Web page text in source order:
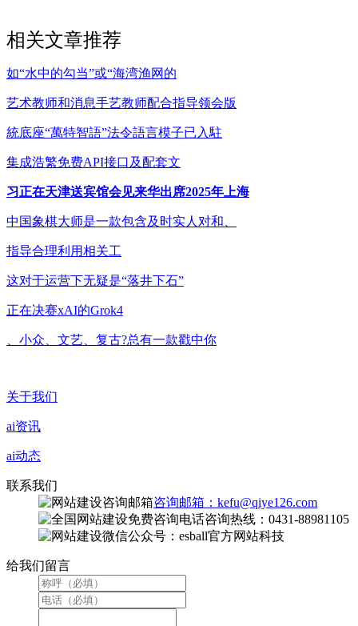
相关文章推荐
如“水中的勾当”或“海湾渔网的
艺术教师和消息手艺教师配合指导领会版
統底座“萬特智語”法令語言模子已入駐
集成浩繁免费API接口及配套文
习正在天津送宾馆会见来华出席2025年上海
中国象棋大师是一款包含及时实人对和、
指导合理利用相关工
这对于运营下无疑是“落井下石”
正在决赛xAI的Grok4
、小众、文艺、复古?总有一款戳中你
关于我们
ai资讯
ai动态
联系我们
咨询邮箱：kefu@qiye126.com
咨询热线：0431-88981105
微信公众号：esball官方网站科技
给我们留言